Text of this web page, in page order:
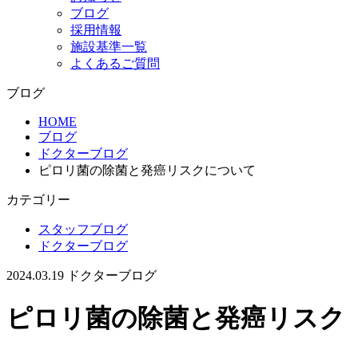
ブログ
採用情報
施設基準一覧
よくあるご質問
ブログ
HOME
ブログ
ドクターブログ
ピロリ菌の除菌と発癌リスクについて
カテゴリー
スタッフブログ
ドクターブログ
2024.03.19 ドクターブログ
ピロリ菌の除菌と発癌リスク